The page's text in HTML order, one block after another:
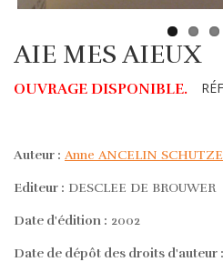
AIE MES AIEUX
OUVRAGE DISPONIBLE. RÉF
Auteur : Anne ANCELIN
Editeur : DESCLEE DE BROUWER
Date d'édition : 2002
Date de dépôt des droits d'auteur :